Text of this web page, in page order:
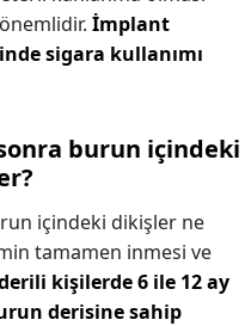
İmplant
sigara kullanımı
burun içindeki
içindeki dikişler ne
tamamen inmesi ve
kişilerde 6 ile 12 ay
derisine sahip